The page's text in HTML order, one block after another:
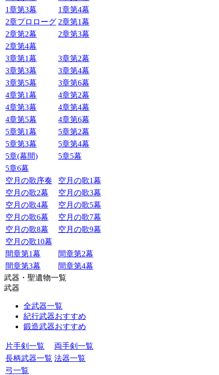
1章第3幕
1章第4幕
2章プロローグ 2章第1幕
2章第2幕
2章第3幕
2章第4幕
3章第1幕
3章第2幕
3章第3幕
3章第4幕
3章第5幕
3章第6幕
4章第1幕
4章第2幕
4章第3幕
4章第4幕
4章第5幕
4章第6幕
5章第1幕
5章第2幕
5章第3幕
5章第4幕
5章(幕間)
5章5幕
5章6幕
空月の歌序奏
空月の歌1幕
空月の歌2幕
空月の歌3幕
空月の歌4幕
空月の歌5幕
空月の歌6幕
空月の歌7幕
空月の歌8幕
空月の歌9幕
空月の歌10幕
間章第1幕
間章第2幕
間章第3幕
間章第4幕
武器・聖遺物一覧
武器
全武器一覧
紀行武器おすすめ
鍛造武器おすすめ
片手剣一覧
両手剣一覧
長柄武器一覧 法器一覧
弓一覧